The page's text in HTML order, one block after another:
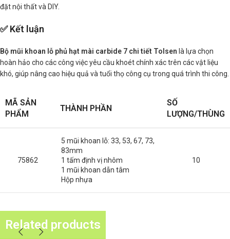
đặt nội thất và DIY.
✅ Kết luận
Bộ mũi khoan lỗ phủ hạt mài carbide 7 chi tiết Tolsen là lựa chọn
hoàn hảo cho các công việc yêu cầu khoét chính xác trên các vật liệu
khó, giúp nâng cao hiệu quả và tuổi thọ công cụ trong quá trình thi công.
MÃ SẢN
PHẨM
THÀNH PHẦN
SỐ
LƯỢNG/THÙNG
75862
5 mũi khoan lỗ: 33, 53, 67, 73,
83mm
1 tấm định vị nhôm
1 mũi khoan dẫn tâm
Hộp nhựa
10
Related products